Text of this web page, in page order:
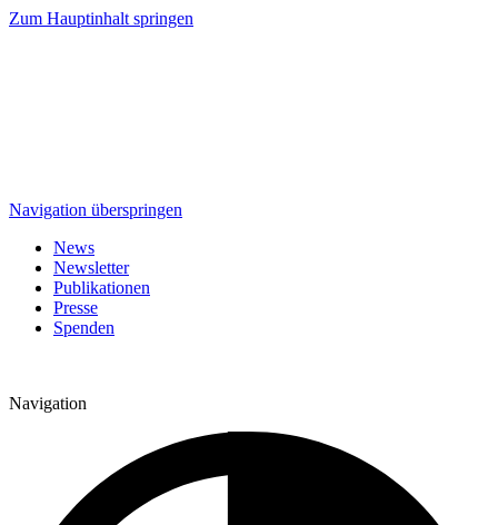
Zum Hauptinhalt springen
Navigation überspringen
News
Newsletter
Publikationen
Presse
Spenden
Navigation